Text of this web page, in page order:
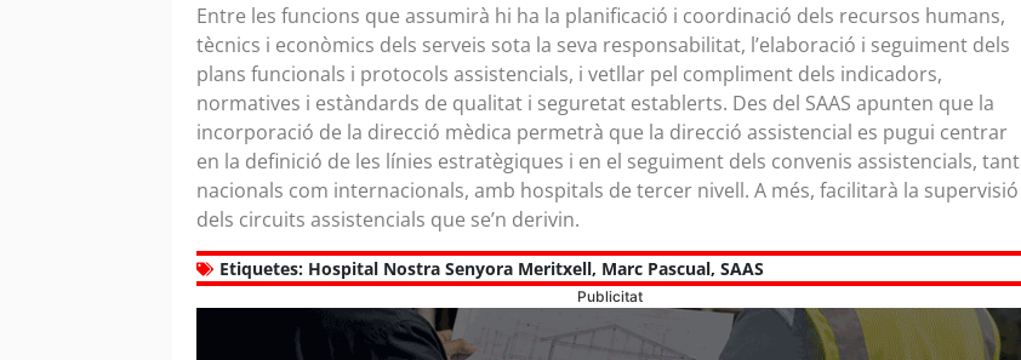
Entre les funcions que assumirà hi ha la planificació i coordinació dels recursos humans,
tècnics i econòmics dels serveis sota la seva responsabilitat, l’elaboració i seguiment dels
plans funcionals i protocols assistencials, i vetllar pel compliment dels indicadors,
normatives i estàndards de qualitat i seguretat establerts. Des del SAAS apunten que la
incorporació de la direcció mèdica permetrà que la direcció assistencial es pugui centrar
en la definició de les línies estratègiques i en el seguiment dels convenis assistencials, tant
nacionals com internacionals, amb hospitals de tercer nivell. A més, facilitarà la supervisió
dels circuits assistencials que se’n derivin.
Etiquetes: Hospital Nostra Senyora Meritxell, Marc Pascual, SAAS
Publicitat